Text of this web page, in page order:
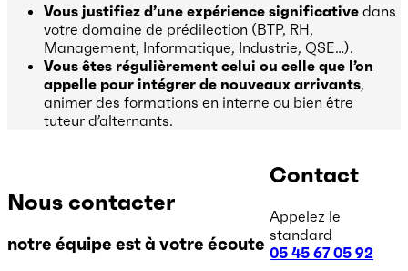
Vous justifiez d’une expérience significative dans
votre domaine de prédilection (BTP, RH,
Management, Informatique, Industrie, QSE…).
Vous êtes régulièrement celui ou celle que l’on
appelle pour intégrer de nouveaux arrivants,
animer des formations en interne ou bien être
tuteur d’alternants.
Nous contacter
notre équipe est à votre écoute
Contact
Appelez le
standard
05 45 67 05 92